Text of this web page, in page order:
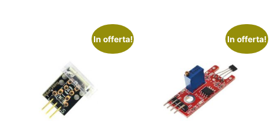
In offerta! In offerta!